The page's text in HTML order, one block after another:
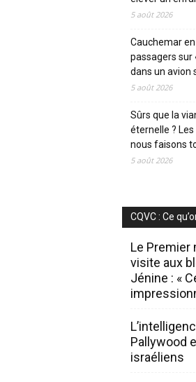
5 août 2026
Cauchemar
passagers sur
dans un avion
5 août 2026
Sûrs que la
éternelle ?
nous faisons
5 août 2026
CQVC : Ce
Le Premier
visite aux
Jénine : «
Pallywood
israéliens